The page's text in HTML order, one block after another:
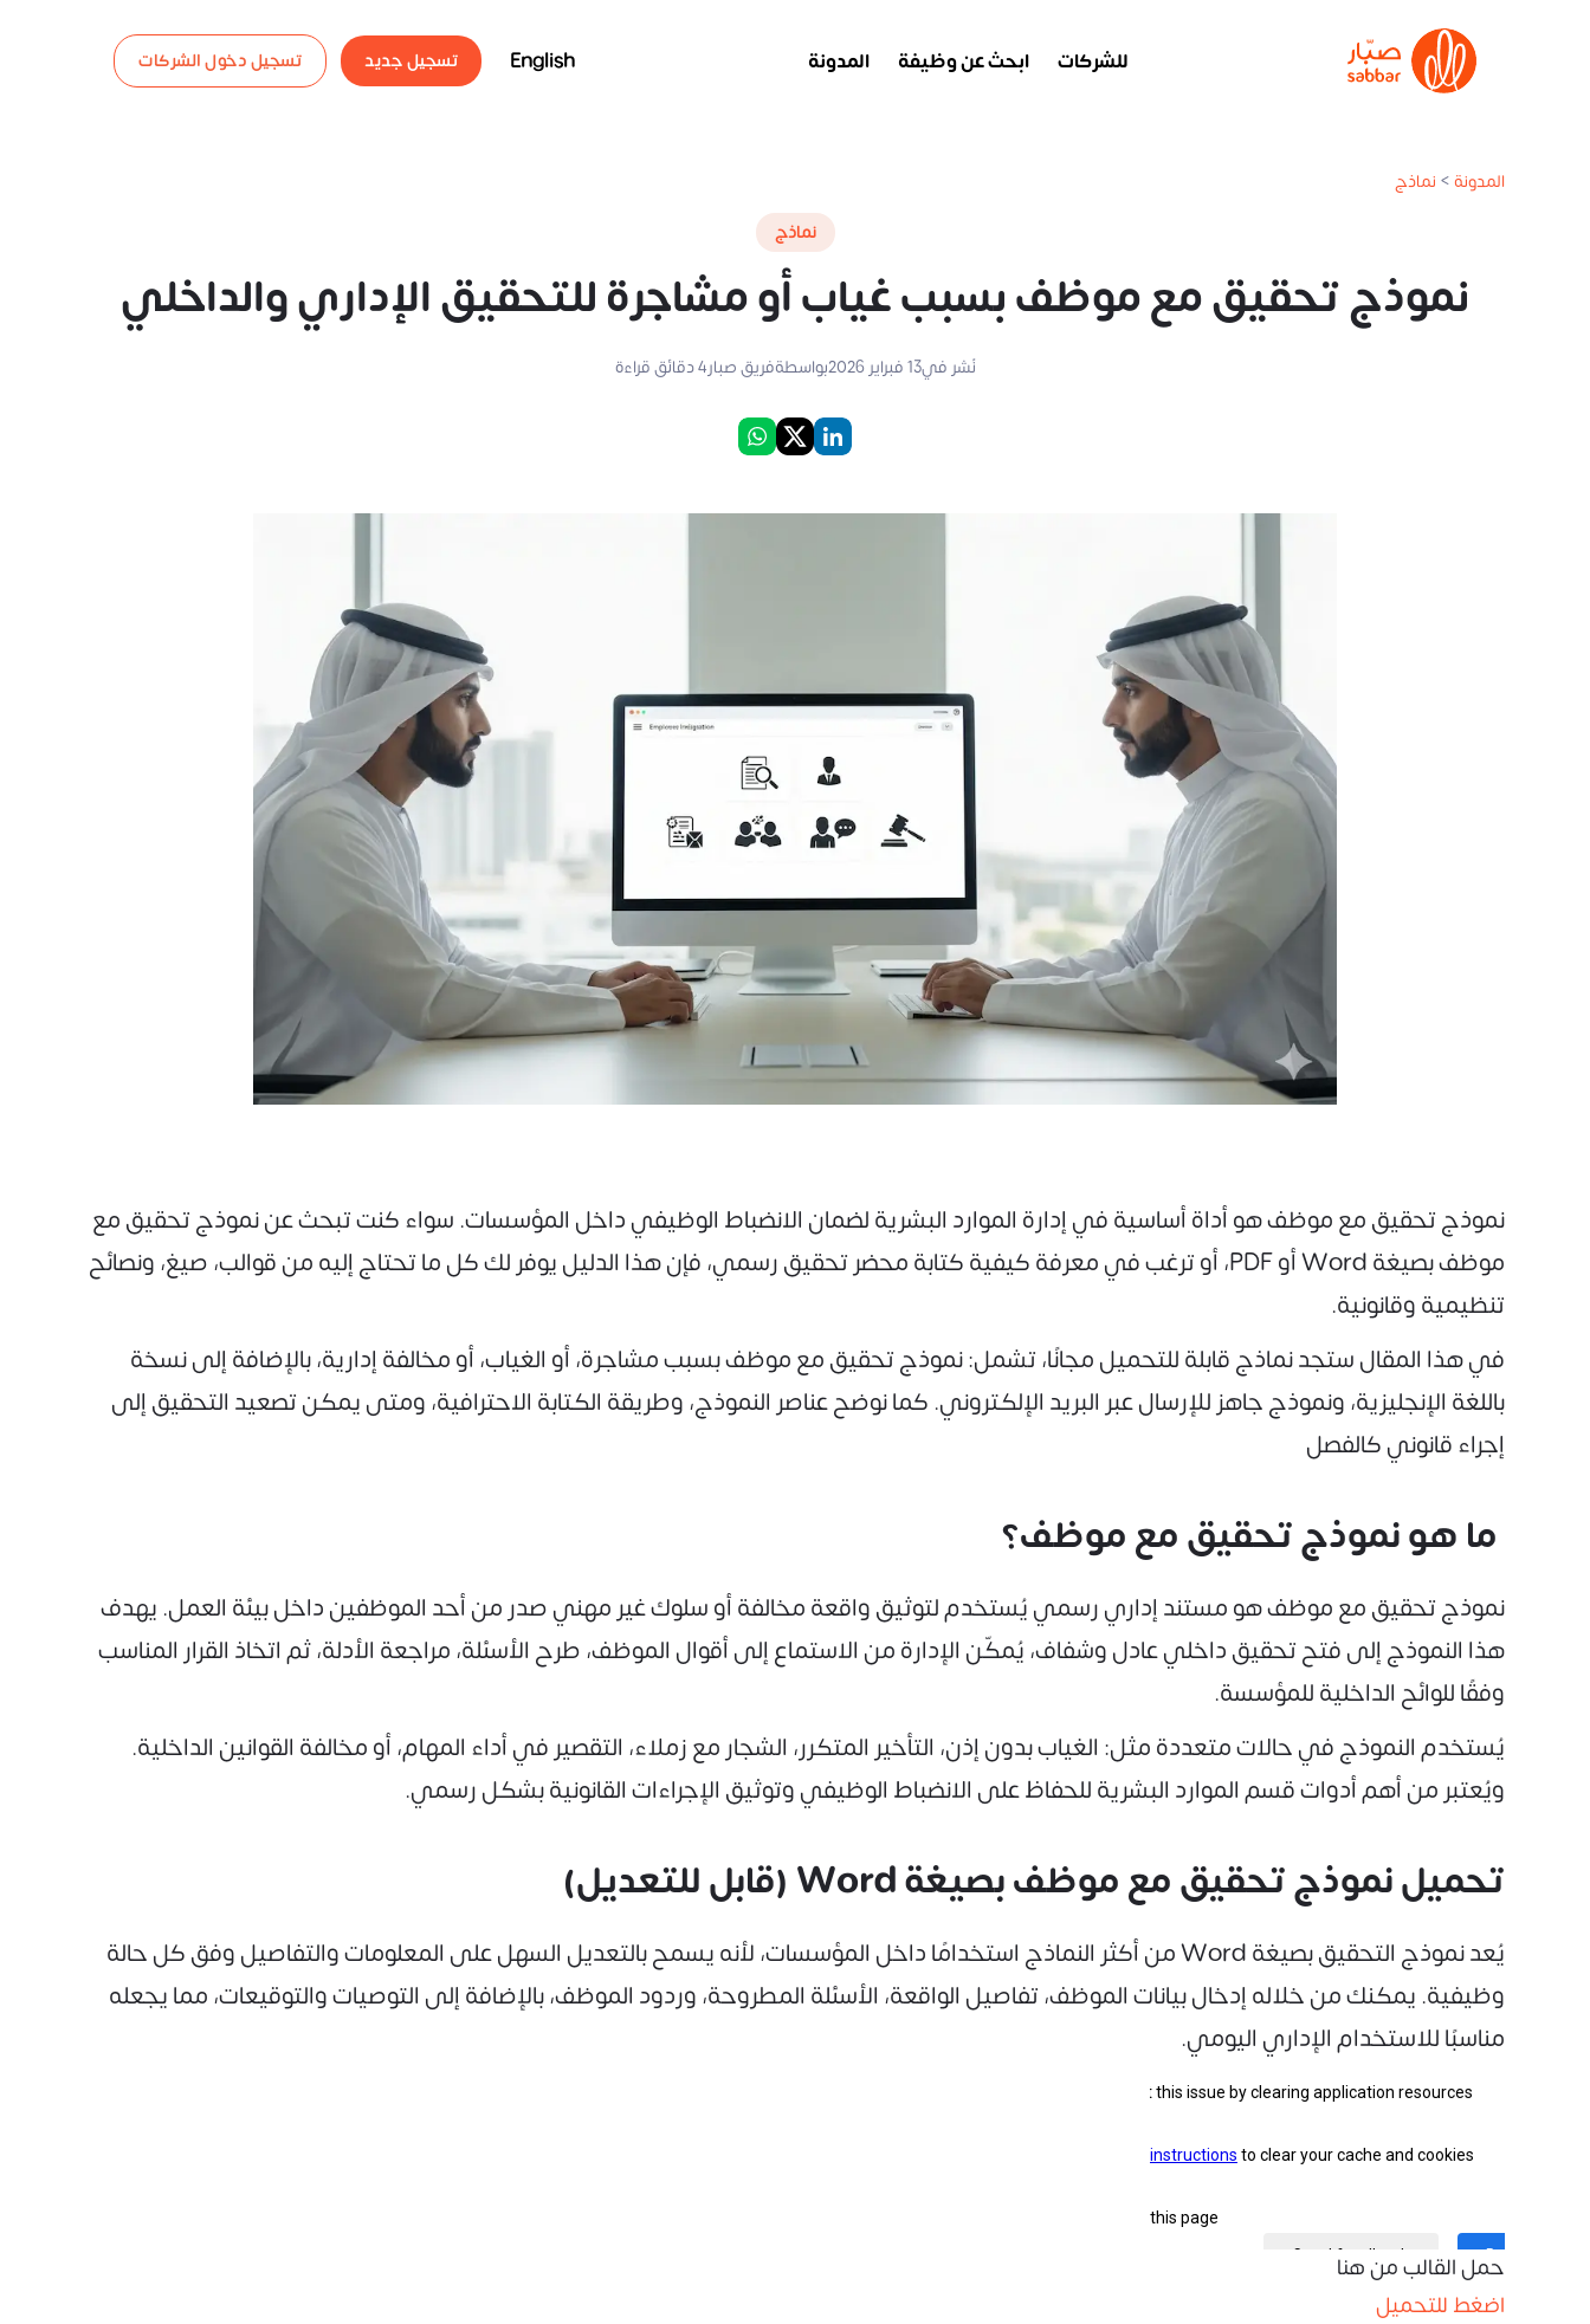
للشركات ابحث عن وظيفة المدونة English تسجيل جديد تسجيل دخول الشركات
المدونة> نماذج
نماذج
نموذج تحقيق مع موظف بسبب غياب أو مشاجرة للتحقيق الإداري والداخلي
نُشر في13 فبراير 2026 بواسطةفريق صبار4دقائق قراءة
نموذج تحقيق مع موظف هو أداة أساسية في إدارة الموارد البشرية لضمان الانضباط الوظيفي داخل المؤسسات. سواء كنت تبحث عن نموذج تحقيق مع
موظف بصيغة Word أو PDF، أو ترغب في معرفة كيفية كتابة محضر تحقيق رسمي، فإن هذا الدليل يوفر لك كل ما تحتاج إليه من قوالب، صيغ، ونصائح
تنظيمية وقانونية.
في هذا المقال ستجد نماذج قابلة للتحميل مجانًا، تشمل: نموذج تحقيق مع موظف بسبب مشاجرة، أو الغياب، أو مخالفة إدارية، بالإضافة إلى نسخة
باللغة الإنجليزية، ونموذج جاهز للإرسال عبر البريد الإلكتروني. كما نوضح عناصر النموذج، وطريقة الكتابة الاحترافية، ومتى يمكن تصعيد التحقيق إلى
إجراء قانوني كالفصل
ما هو نموذج تحقيق مع موظف؟
نموذج تحقيق مع موظف هو مستند إداري رسمي يُستخدم لتوثيق واقعة مخالفة أو سلوك غير مهني صدر من أحد الموظفين داخل بيئة العمل. يهدف
هذا النموذج إلى فتح تحقيق داخلي عادل وشفاف، يُمكّن الإدارة من الاستماع إلى أقوال الموظف، طرح الأسئلة، مراجعة الأدلة، ثم اتخاذ القرار المناسب
وفقًا للوائح الداخلية للمؤسسة.
يُستخدم النموذج في حالات متعددة مثل: الغياب بدون إذن، التأخير المتكرر، الشجار مع زملاء، التقصير في أداء المهام، أو مخالفة القوانين الداخلية.
ويُعتبر من أهم أدوات قسم الموارد البشرية للحفاظ على الانضباط الوظيفي وتوثيق الإجراءات القانونية بشكل رسمي.
تحميل نموذج تحقيق مع موظف بصيغة Word (قابل للتعديل)
يُعد نموذج التحقيق بصيغة Word من أكثر النماذج استخدامًا داخل المؤسسات، لأنه يسمح بالتعديل السهل على المعلومات والتفاصيل وفق كل حالة
وظيفية. يمكنك من خلاله إدخال بيانات الموظف، تفاصيل الواقعة، الأسئلة المطروحة، وردود الموظف، بالإضافة إلى التوصيات والتوقيعات، مما يجعله
مناسبًا للاستخدام الإداري اليومي.
حمل القالب من هنا
اضغط للتحميل